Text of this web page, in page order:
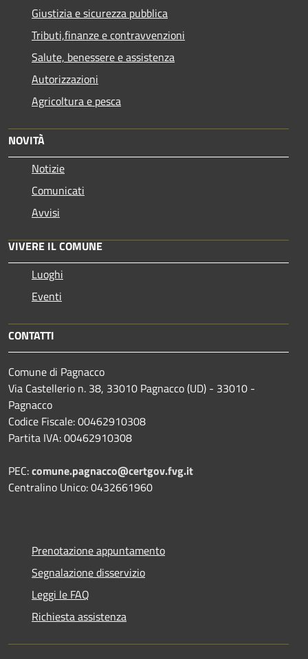
Giustizia e sicurezza pubblica
Tributi,finanze e contravvenzioni
Salute, benessere e assistenza
Autorizzazioni
Agricoltura e pesca
NOVITÀ
Notizie
Comunicati
Avvisi
VIVERE IL COMUNE
Luoghi
Eventi
CONTATTI
Comune di Pagnacco
Via Castellerio n. 38, 33010 Pagnacco (UD) - 33010 -
Pagnacco
Codice Fiscale: 00462910308
Partita IVA: 00462910308
PEC:comune.pagnacco@certgov.fvg.it
Centralino Unico: 0432661960
Prenotazione appuntamento
Segnalazione disservizio
Leggi le FAQ
Richiesta assistenza